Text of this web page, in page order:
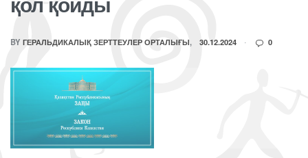
BY ГЕРАЛЬДИКАЛЫҚ ЗЕРТТЕУЛЕР ОРТАЛЫҒЫ 30.12.2024 0